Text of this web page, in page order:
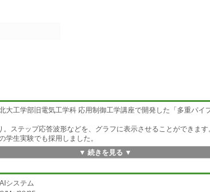
大工学部旧電気工学科 応用制御工学講座で開発した「多重パイ
。ステップ応答波形などを、グラフに表示させることができます
学生実験でも採用しました。
▼ 続きを見る ▼
システム